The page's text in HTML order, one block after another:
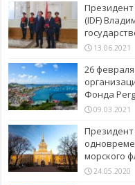
(IDF)
13.06.2021
26
Фонда
09.03.2021
Президент
морского
24.05.2020